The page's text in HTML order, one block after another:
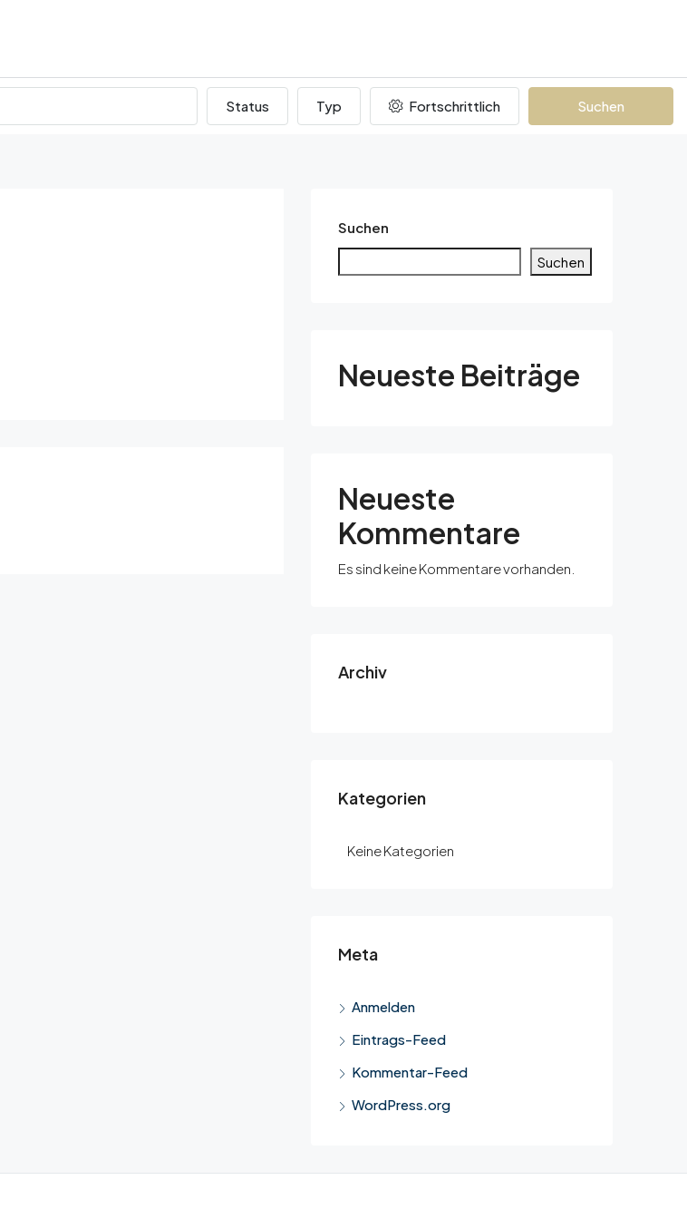
Status Typ Fortschrittlich Suchen
Suchen
Suchen
Neueste Beiträge
Neueste
Kommentare
Es sind keine Kommentare vorhanden.
Archiv
Kategorien
Keine Kategorien
Meta
Anmelden
Eintrags-Feed
Kommentar-Feed
WordPress.org